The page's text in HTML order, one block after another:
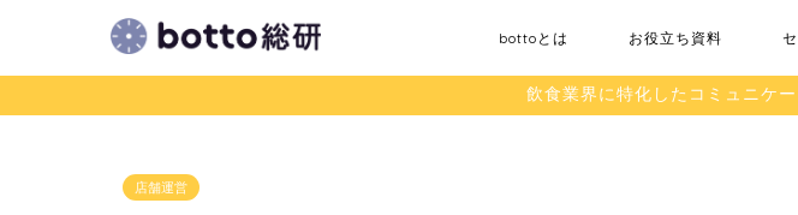
bottoとは お役立ち資料
飲食業界に特化したコミュニケ
店舗運営